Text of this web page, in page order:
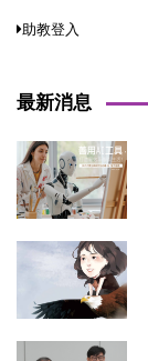
助教登入
最新消息